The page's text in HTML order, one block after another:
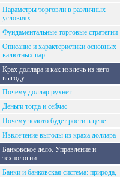
Параметры торговли в различных
условиях
Фундаментальные торговые стратегии
Описание и характеристики основных
валютных пар
Крах доллара и как извлечь из него
выгоду
Почему доллар рухнет
Деньги тогда и сейчас
Почему золото будет рости в цене
Извлечение выгоды из краха доллара
Банковское дело. Управление и
технологии
Банки и банковская система: природа,